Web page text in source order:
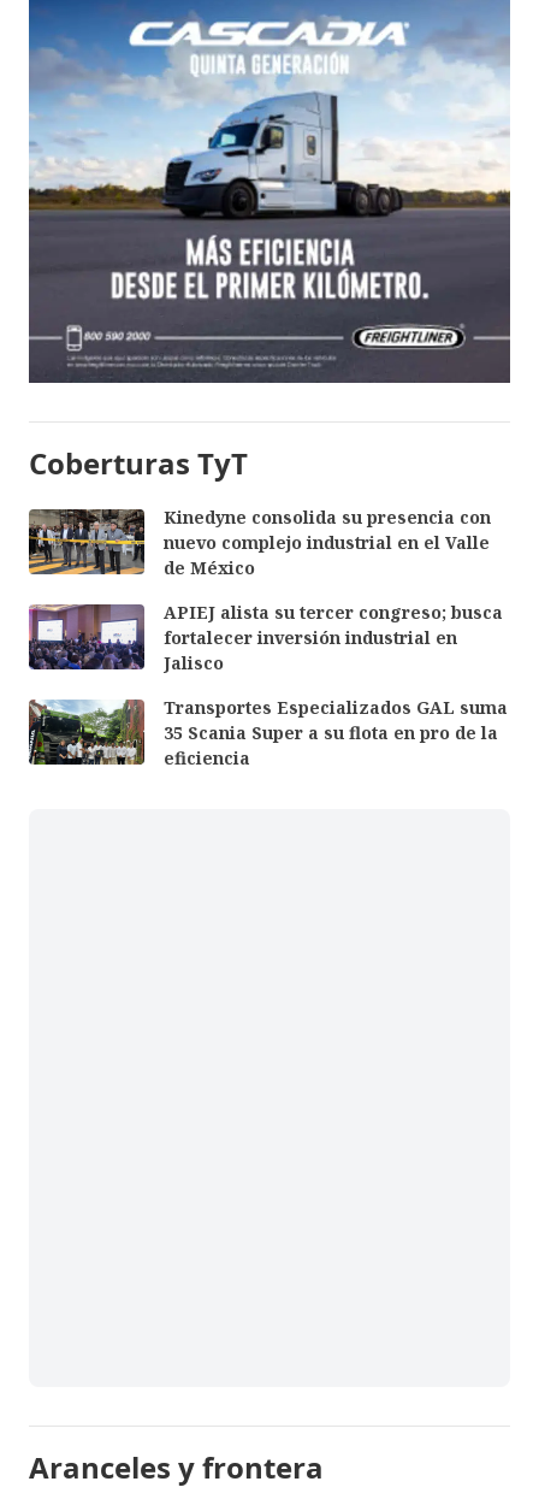
Coberturas TyT
Kinedyne consolida su presencia con
nuevo complejo industrial en el Valle
de México
APIEJ alista su tercer congreso; busca
fortalecer inversión industrial en
Jalisco
Transportes Especializados GAL suma
35 Scania Super a su flota en pro de la
eficiencia
Aranceles y frontera